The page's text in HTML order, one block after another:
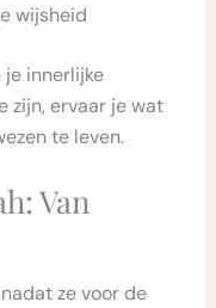
wijsheid
innerlijke
zijn, ervaar je wat
te leven.
Van
ze voor de